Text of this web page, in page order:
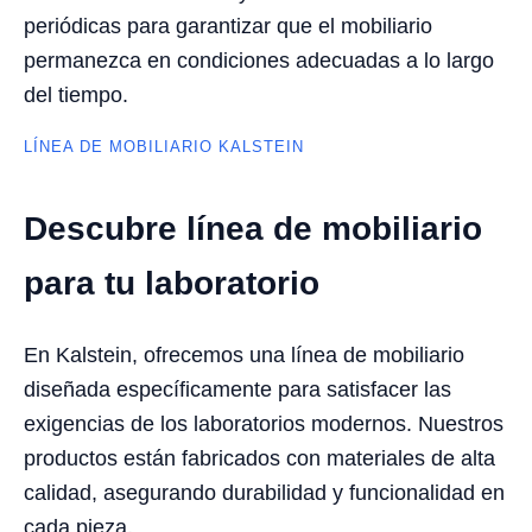
periódicas para garantizar que el mobiliario
permanezca en condiciones adecuadas a lo largo
del tiempo.
LÍNEA DE MOBILIARIO KALSTEIN
Descubre línea de mobiliario
para tu laboratorio
En Kalstein, ofrecemos una línea de mobiliario
diseñada específicamente para satisfacer las
exigencias de los laboratorios modernos. Nuestros
productos están fabricados con materiales de alta
calidad, asegurando durabilidad y funcionalidad en